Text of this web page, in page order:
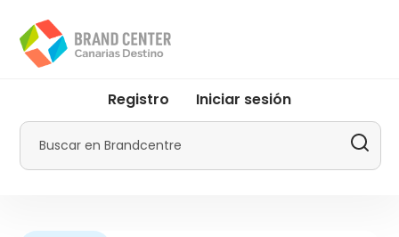
contenido
principal
menu
Promotur
Registro Iniciar sesión
Buscar